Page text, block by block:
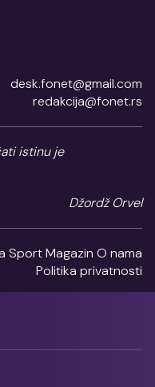
desk.fonet@gmail.com
redakcija@fonet.rs
istinu je
Džordž Orvel
SportMagazin O nama
Politika privatnosti